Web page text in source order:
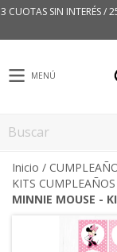
3 CUOTAS SIN INTERÉS /
MENÚ
Inicio /
KITS
MINNIE MOUSE -